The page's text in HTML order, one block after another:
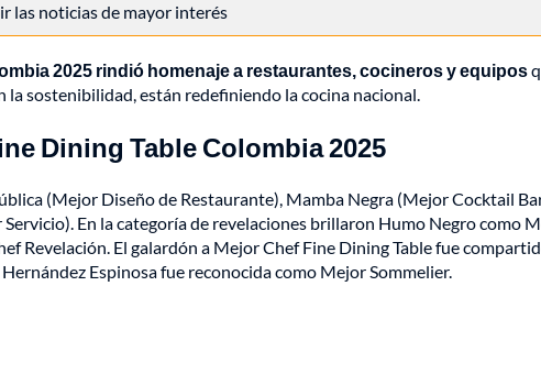
las noticias de mayor interés
2025 rindió homenaje a restaurantes, cocineros y equipos
sostenibilidad, están redefiniendo la cocina nacional.
Dining Table Colombia 2025
(Mejor Diseño de Restaurante), Mamba Negra (Mejor Cocktail
En la categoría de revelaciones brillaron Humo Negro como
Revelación. El galardón a Mejor Chef Fine Dining Table fue
Espinosa fue reconocida como Mejor Sommelier.